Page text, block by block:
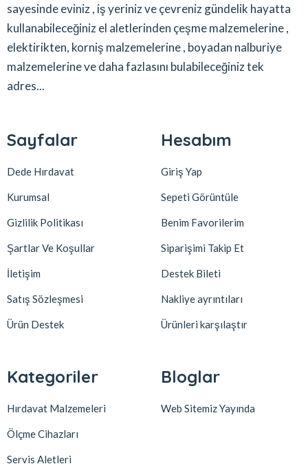
sayesinde eviniz , iş yeriniz ve çevreniz gündelik hayatta
kullanabileceğiniz el aletlerinden çeşme malzemelerine ,
elektirikten, korniş malzemelerine , boyadan nalburiye
malzemelerine ve daha fazlasını bulabileceğiniz tek
adres...
Sayfalar
Dede Hırdavat
Kurumsal
Gizlilik Politikası
Şartlar Ve Koşullar
İletişim
Satış Sözleşmesi
Ürün Destek
Hesabım
Giriş Yap
Sepeti Görüntüle
Benim Favorilerim
Siparişimi Takip Et
Destek Bileti
Nakliye ayrıntıları
Ürünleri karşılaştır
Kategoriler
Hırdavat Malzemeleri
Ölçme Cihazları
Servis Aletleri
Bloglar
Web Sitemiz Yayında